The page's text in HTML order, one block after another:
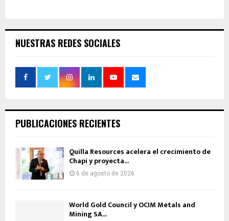
NUESTRAS REDES SOCIALES
PUBLICACIONES RECIENTES
Quilla Resources acelera el crecimiento de
Chapi y proyecta...
6 de agosto de 2026
World Gold Council y OCIM Metals and
Mining SA...